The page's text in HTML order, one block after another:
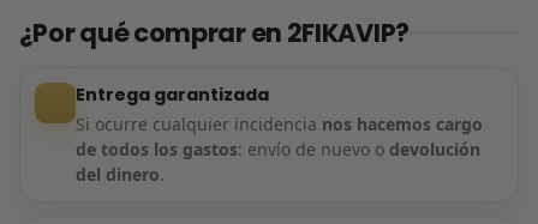
¿Por qué comprar en 2FIKAVIP?
Entrega garantizada
Si ocurre cualquier incidencia nos hacemos cargo
de todos los gastos: envío de nuevo o devolución
del dinero.